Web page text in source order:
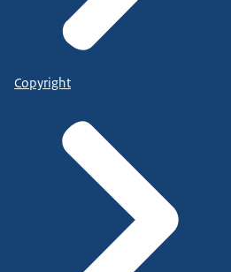
Copyright